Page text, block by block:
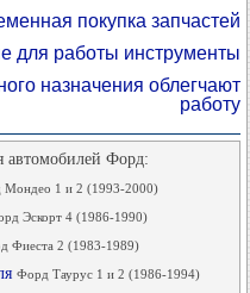
покупка запчастей
для работы инструменты
назначения облегчают
работу
автомобилей Форд:
Мондео 1 и 2 (1993-2000)
Эскорт 4 (1986-1990)
Фиеста 2 (1983-1989)
Форд Таурус 1 и 2 (1986-1994)